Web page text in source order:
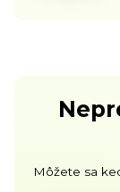
Môžete sa